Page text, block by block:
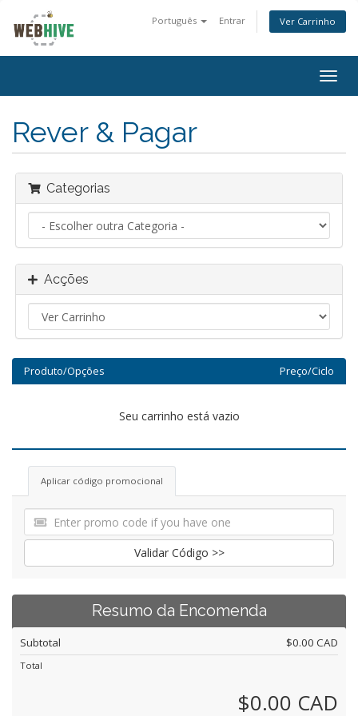
Português Entrar Ver Carrinho
Rever & Pagar
Categorias
Acções
Produto/Opções Preço/Ciclo
Seu carrinho está vazio
Aplicar código promocional
Validar Código >>
Resumo da Encomenda
Subtotal $0.00 CAD
Total
$0.00 CAD